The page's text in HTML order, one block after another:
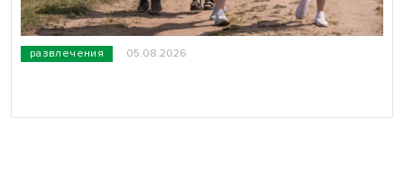
развлечения 05.08.2026